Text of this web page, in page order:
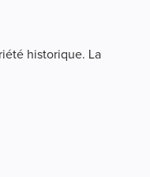
historique. La